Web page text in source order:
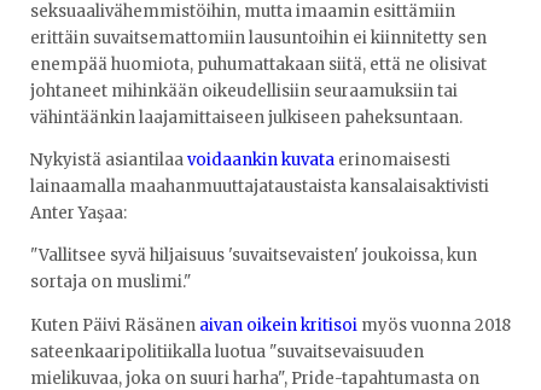
seksuaalivähemmistöihin, mutta imaamin esittämiin
erittäin suvaitsemattomiin lausuntoihin ei kiinnitetty sen
enempää huomiota, puhumattakaan siitä, että ne olisivat
johtaneet mihinkään oikeudellisiin seuraamuksiin tai
vähintäänkin laajamittaiseen julkiseen paheksuntaan.
Nykyistä asiantilaavoidaankin kuvata erinomaisesti
lainaamalla maahanmuuttajataustaista kansalaisaktivisti
Anter Yaşaa:
"Vallitsee syvä hiljaisuus 'suvaitsevaisten' joukoissa, kun
sortaja on muslimi."
Kuten Päivi Räsänen aivan oikein kritisoi myös vuonna 2018
sateenkaaripolitiikalla luotua "suvaitsevaisuuden
mielikuvaa, joka on suuri harha", Pride-tapahtumasta on